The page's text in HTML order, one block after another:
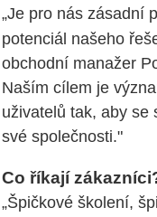
„Je pro nás zásadní
potenciál našeho
obchodní manažer
Naším cílem je
uživatelů tak, aby se
své společnosti."
Co říkají
„Špičkové školení,